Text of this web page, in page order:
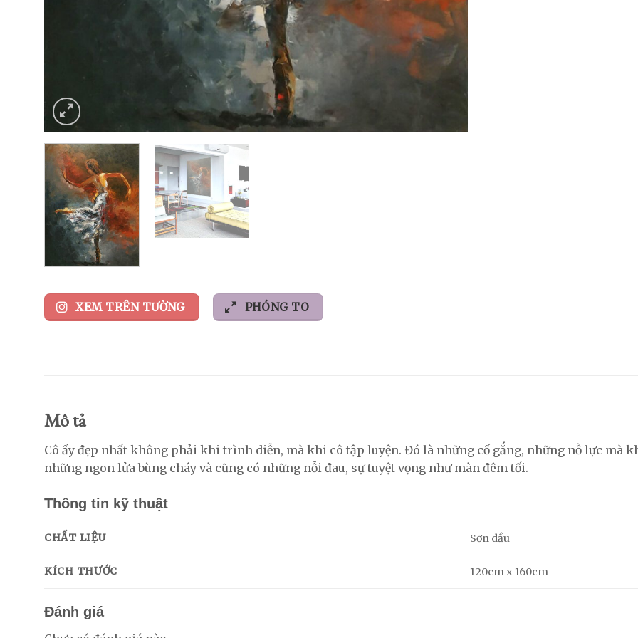
XEM TRÊN TƯỜNG PHÓNG TO
Mô tả
Cô ấy đẹp nhất không phải khi trình diễn, mà khi cô tập luyện. Đó là những cố gắng, những nỗ lực mà
những ngon lửa bùng cháy và cũng có những nỗi đau, sự tuyệt vọng như màn đêm tối.
Thông tin kỹ thuật
CHẤT LIỆU Sơn dầu
KÍCH THƯỚC 120cm x 160cm
Đánh giá